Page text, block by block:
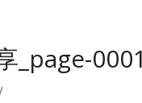
_page-